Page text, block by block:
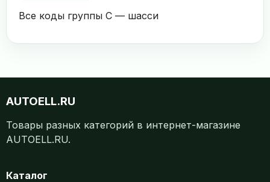
Все коды группы C — шасси
AUTOELL.RU
Товары разных категорий в интернет-магазине
AUTOELL.RU.
Каталог